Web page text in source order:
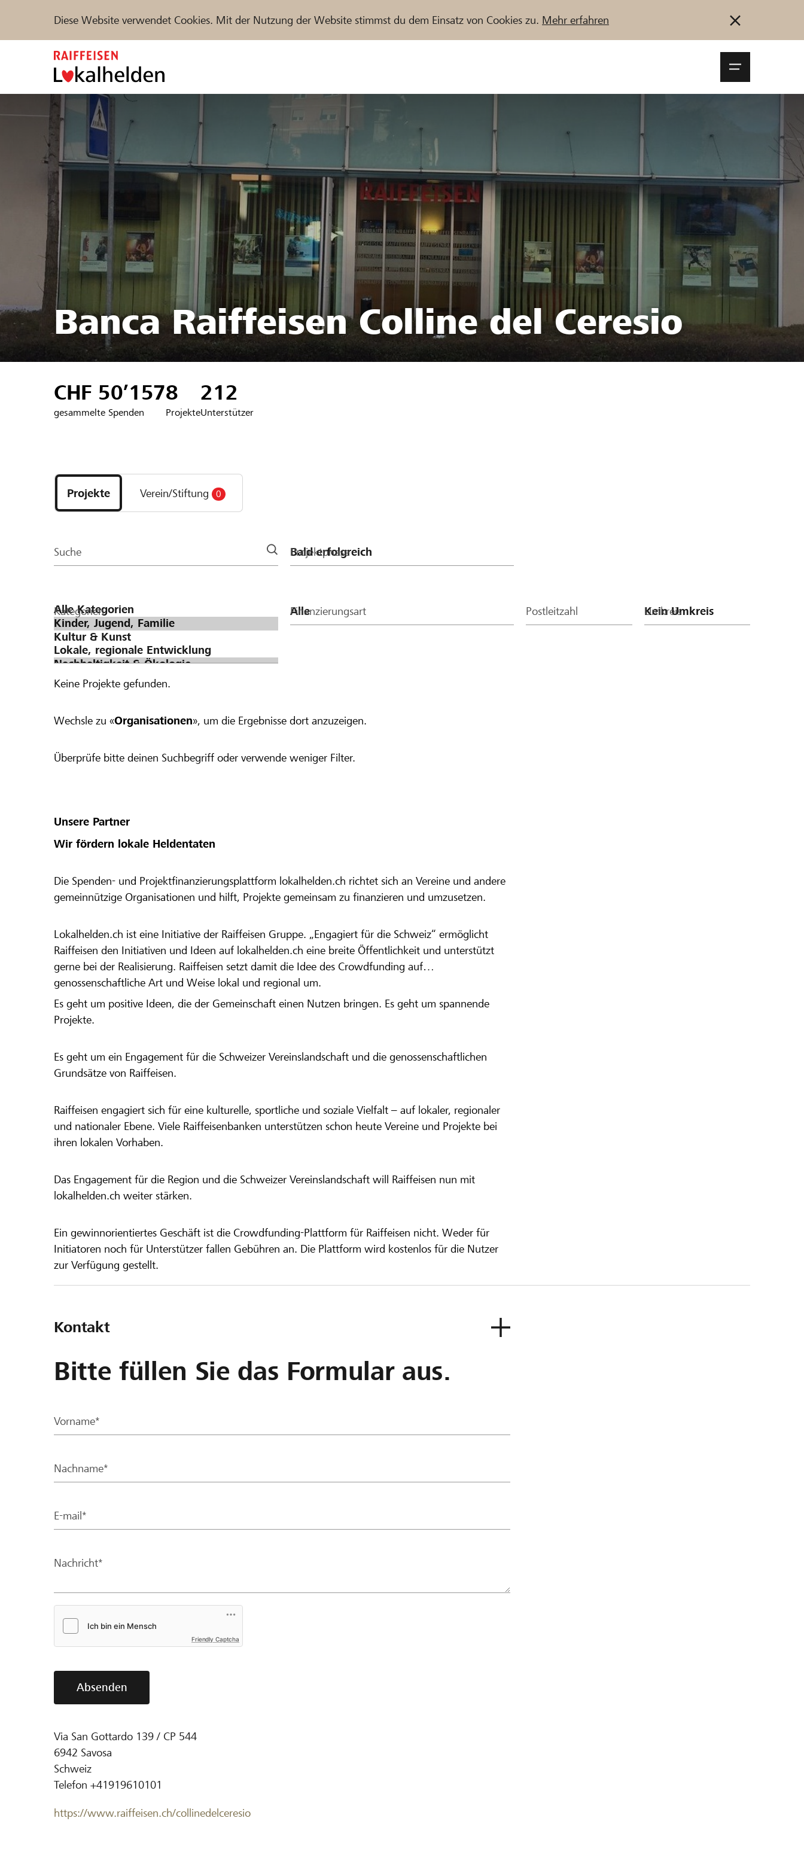
Diese Website verwendet Cookies. Mit der Nutzung der Website stimmst du dem Einsatz von Cookies zu. Mehr erfahren
Unterstützen Hilfe & Support Partner / Raiffeisenbank
Projekte und Organisationen finden Jetzt starten
DE IT
Banca Raiffeisen Colline del Ceresio
CHF 50’157
gesammelte Spenden
8
Projekte
212
Unterstützer
Projekte
und
Organisationen
Projekte Verein/Stiftung 0
Suche Projektphase
Kategorien Finanzierungsart Postleitzahl Umkreis
Keine Projekte gefunden.
Wechsle zu «Organisationen», um die Ergebnisse dort anzuzeigen.
Überprüfe bitte deinen Suchbegriff oder verwende weniger Filter.
Unsere Partner
Wir fördern lokale Heldentaten
Die Spenden- und Projektfinanzierungsplattform lokalhelden.ch richtet sich an Vereine und andere
gemeinnützige Organisationen und hilft, Projekte gemeinsam zu finanzieren und umzusetzen.
Lokalhelden.ch ist eine Initiative der Raiffeisen Gruppe. „Engagiert für die Schweiz“ ermöglicht
Raiffeisen den Initiativen und Ideen auf lokalhelden.ch eine breite Öffentlichkeit und unterstützt
gerne bei der Realisierung. Raiffeisen setzt damit die Idee des Crowdfunding auf
genossenschaftliche Art und Weise lokal und regional um.
Es geht um positive Ideen, die der Gemeinschaft einen Nutzen bringen. Es geht um spannende
Projekte.
Es geht um ein Engagement für die Schweizer Vereinslandschaft und die genossenschaftlichen
Grundsätze von Raiffeisen.
Raiffeisen engagiert sich für eine kulturelle, sportliche und soziale Vielfalt – auf lokaler, regionaler
und nationaler Ebene. Viele Raiffeisenbanken unterstützen schon heute Vereine und Projekte bei
ihren lokalen Vorhaben.
Das Engagement für die Region und die Schweizer Vereinslandschaft will Raiffeisen nun mit
lokalhelden.ch weiter stärken.
Ein gewinnorientiertes Geschäft ist die Crowdfunding-Plattform für Raiffeisen nicht. Weder für
Initiatoren noch für Unterstützer fallen Gebühren an. Die Plattform wird kostenlos für die Nutzer
zur Verfügung gestellt.
Kontakt
Bitte füllen Sie das Formular aus.
Vorname*
Nachname*
E-mail*
Nachricht*
Friendly Captcha
Absenden
Via San Gottardo 139 / CP 544
6942 Savosa
Schweiz
Telefon +41919610101
https://www.raiffeisen.ch/collinedelceresio